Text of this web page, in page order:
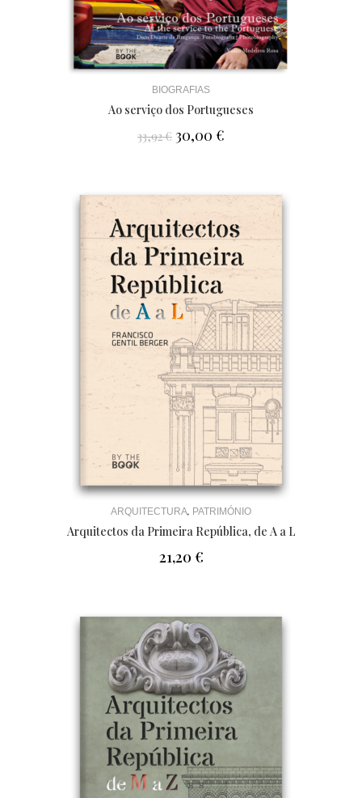
BIOGRAFIAS
Ao serviço dos Portugueses
33,92€ 30,00 €
ARQUITECTURA, PATRIMÓNIO
Arquitectos da Primeira República, de A a L
21,20 €